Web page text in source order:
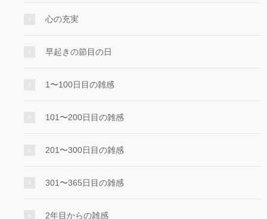
心の充実
早起きの節目の日
1〜100日目の雑感
101〜200日目の雑感
201〜300日目の雑感
301〜365日目の雑感
2年目からの雑感